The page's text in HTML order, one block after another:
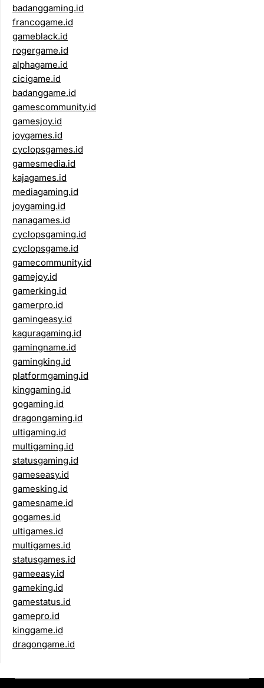
badanggaming.id
francogame.id
gameblack.id
rogergame.id
alphagame.id
cicigame.id
badanggame.id
gamescommunity.id
gamesjoy.id
joygames.id
cyclopsgames.id
gamesmedia.id
kajagames.id
mediagaming.id
joygaming.id
nanagames.id
cyclopsgaming.id
cyclopsgame.id
gamecommunity.id
gamejoy.id
gamerking.id
gamerpro.id
gamingeasy.id
kaguragaming.id
gamingname.id
gamingking.id
platformgaming.id
kinggaming.id
gogaming.id
dragongaming.id
ultigaming.id
multigaming.id
statusgaming.id
gameseasy.id
gamesking.id
gamesname.id
gogames.id
ultigames.id
multigames.id
statusgames.id
gameeasy.id
gameking.id
gamestatus.id
gamepro.id
kinggame.id
dragongame.id